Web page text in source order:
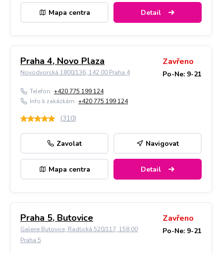
Mapa centra Detail
Praha 4, Novo Plaza
Novodvorská 1800/136, 142 00 Praha 4
Zavřeno
Po-Ne: 9-21
Telefon: +420 775 199 124
Info k zakázkám: +420 775 199 124
(310)
Zavolat Navigovat
Mapa centra Detail
Praha 5, Butovice
Galerie Butovice, Radlická 520/117, 158 00
Praha 5
Zavřeno
Po-Ne: 9-21